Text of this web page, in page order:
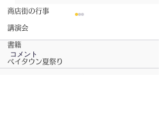
商店街の行事
講演会
書籍
ベイタウン夏祭り
超高齢社会を救う新たな
◼️3万件の画像でリスクを数
値化。 👉 「MVision
コメント